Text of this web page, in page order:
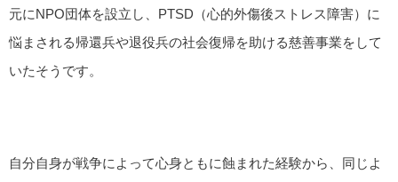
元にNPO団体を設立し、PTSD（心的外傷後ストレス障害）に
悩まされる帰還兵や退役兵の社会復帰を助ける慈善事業をして
いたそうです。
自分自身が戦争によって心身ともに蝕まれた経験から、同じよ